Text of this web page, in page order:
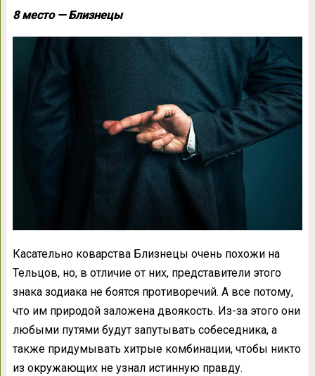
8 место — Близнецы
Касательно коварства Близнецы очень похожи на
Тельцов, но, в отличие от них, представители этого
знака зодиака не боятся противоречий. А все потому,
что им природой заложена двоякость. Из-за этого они
любыми путями будут запутывать собеседника, а
также придумывать хитрые комбинации, чтобы никто
из окружающих не узнал истинную правду.